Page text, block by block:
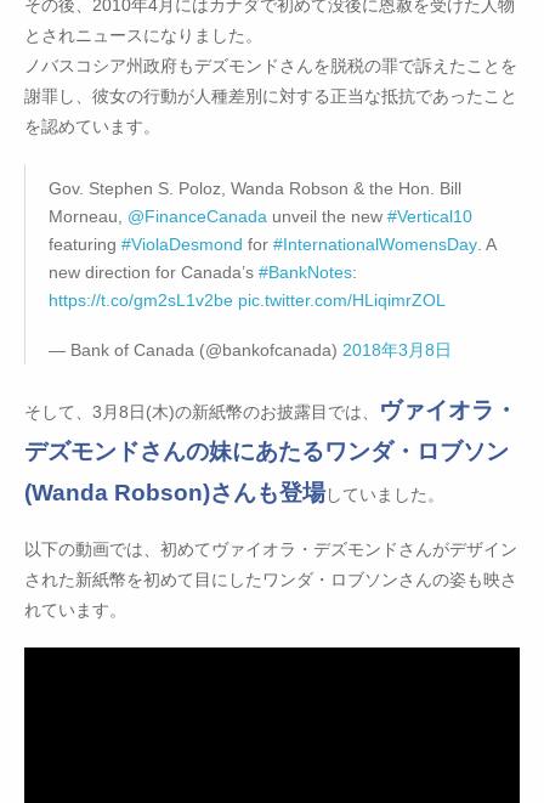
その後、2010年4月にはカナダで初めて没後に恩赦を受けた人物
とされニュースになりました。
ノバスコシア州政府もデズモンドさんを脱税の罪で訴えたことを
謝罪し、彼女の行動が人種差別に対する正当な抵抗であったこと
を認めています。
Gov. Stephen S. Poloz, Wanda Robson & the Hon. Bill
Morneau, @FinanceCanada unveil the new #Vertical10
featuring #ViolaDesmond for #InternationalWomensDay . A
new direction for Canada’s #BankNotes:
https://t.co/gm2sL1v2be pic.twitter.com/HLiqimrZOL
— Bank of Canada (@bankofcanada) 2018年3月8日
そして、3月8日(木)の新紙幣のお披露目では、
ヴァイオラ・
デズモンドさんの妹にあたるワンダ・ロブソン
(Wanda Robson)さんも登場していました。
以下の動画では、初めてヴァイオラ・デズモンドさんがデザイン
された新紙幣を初めて目にしたワンダ・ロブソンさんの姿も映さ
れています。